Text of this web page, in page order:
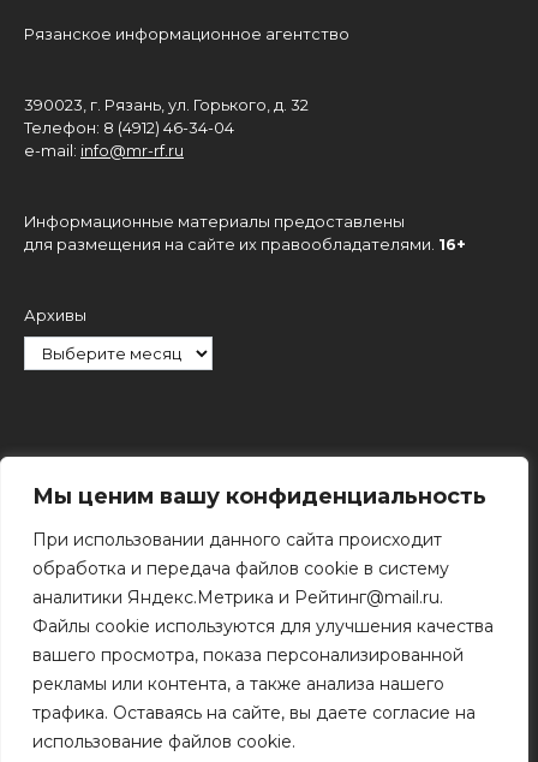
Мы ценим вашу конфиденциальность
При использовании данного сайта происходит
обработка и передача файлов cookie в систему
аналитики Яндекс.Метрика и Рейтинг@mail.ru.
Файлы cookie используются для улучшения качества
вашего просмотра, показа персонализированной
рекламы или контента, а также анализа нашего
трафика. Оставаясь на сайте, вы даете согласие на
использование файлов cookie.
Рязанское информационное агентство
390023, г. Рязань, ул. Горького, д. 32
Телефон: 8 (4912) 46-34-04
e-mail: info@mr-rf.ru
Информационные материалы предоставлены
для размещения на сайте их правообладателями. 16+
Архивы
Поиск